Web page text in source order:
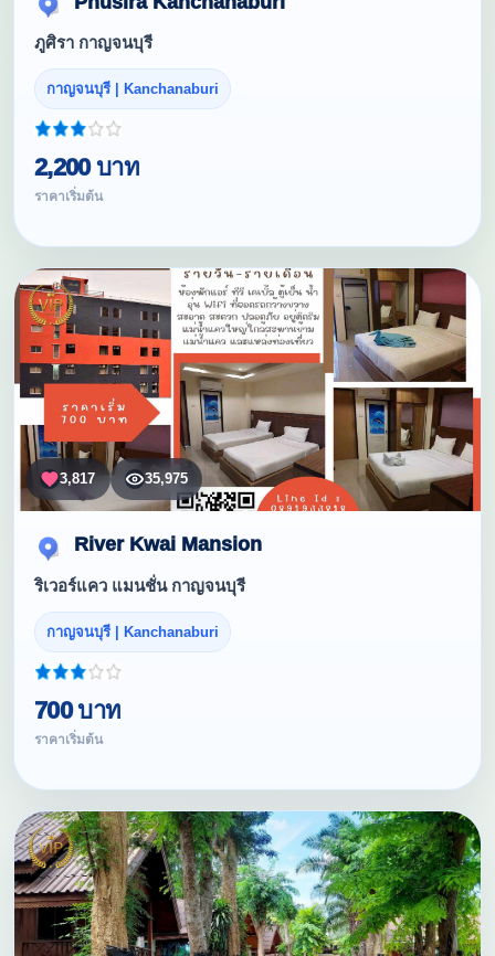
ภูศิรา กาญจนบุรี
กาญจนบุรี | Kanchanaburi
2,200 บาท
ราคาเริ่มต้น
3,817 35,975
River Kwai Mansion
ริเวอร์แคว แมนชั่น กาญจนบุรี
กาญจนบุรี | Kanchanaburi
700 บาท
ราคาเริ่มต้น